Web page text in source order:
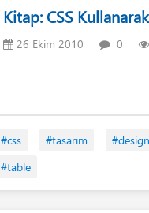
Kitap: CSS
26 Ekim 2010 0
#css #tasarım #design
#table